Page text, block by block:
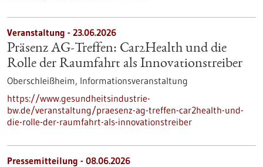
Veranstaltung - 23.06.2026
Präsenz AG-Treffen: Car2Health und die
Rolle der Raumfahrt als Innovationstreiber
Oberschleißheim, Informationsveranstaltung
https://www.gesundheitsindustrie-
bw.de/veranstaltung/praesenz-ag-treffen-car2health-und-
die-rolle-der-raumfahrt-als-innovationstreiber
Pressemitteilung - 08.06.2026